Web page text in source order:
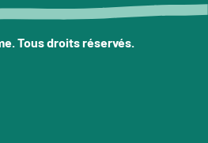
Tous droits réservés.